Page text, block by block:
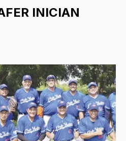
INICIAN